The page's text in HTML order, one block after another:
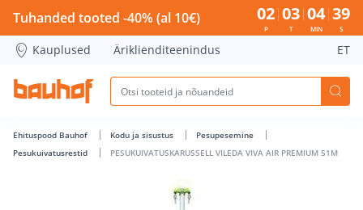
PESUKUIVATUSKARUSSELL VILEDA VIVA AIR PREMIUM
Tuhanded tooted -40% (al 10€) 02
P
03
T
04
MIN
39
S
Kauplused Äriklienditeenindus ET
Ehituspood Bauhof Kodu ja sisustus
Pesupesemine
Pesukuivatusrestid
PESUKUIVATUSKARUSSELL VILEDA VIVA AIR PREMIUM 51M